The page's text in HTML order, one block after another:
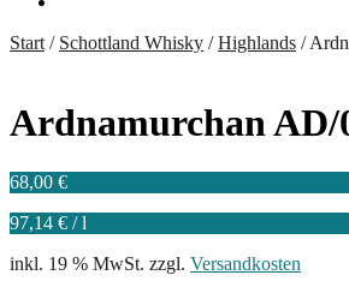
Start / Schottland Whisky /Highlands /
Ardnamurchan AD/
68,00 €
97,14 € /l
inkl. 19 % MwSt. zzgl. Versandkosten